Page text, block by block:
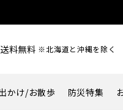
料無料 ※北海道と沖縄を除く
かけ/お散歩 防災特集